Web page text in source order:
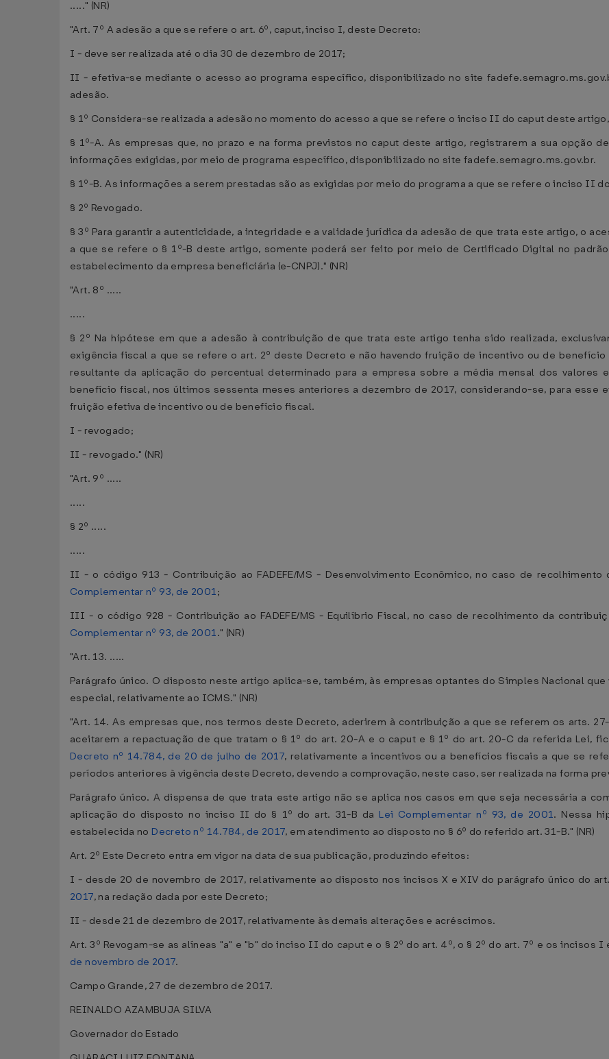
....." (NR)
"Art. 7º A adesão a que se refere o art. 6º, caput, inciso I, deste Decreto:
I - deve ser realizada até o dia 30 de dezembro de 2017;
II - efetiva-se mediante o acesso ao programa específico, disponibilizado no site
adesão.
§ 1º Considera-se realizada a adesão no momento do acesso a que se refere o inciso II do caput deste
§ 1º-A. As empresas que, no prazo e na forma previstos no caput deste artigo, registrarem a sua opção
informações exigidas, por meio de programa específico, disponibilizado no site fadefe.semagro.ms.gov.br.
§ 1º-B. As informações a serem prestadas são as exigidas por meio do programa a que se refere o inciso II
§ 2º Revogado.
§ 3º Para garantir a autenticidade, a integridade e a validade jurídica da adesão de que trata este artigo, o
a que se refere o § 1º-B deste artigo, somente poderá ser feito por meio de Certificado Digital no
estabelecimento da empresa beneficiária (e-CNPJ)." (NR)
"Art. 8º .....
.....
§ 2º Na hipótese em que a adesão à contribuição de que trata este artigo tenha sido realizada,
exigência fiscal a que se refere o art. 2º deste Decreto e não havendo fruição de incentivo ou de
resultante da aplicação do percentual determinado para a empresa sobre a média mensal dos
benefício fiscal, nos últimos sessenta meses anteriores a dezembro de 2017, considerando-se, para esse
fruição efetiva de incentivo ou de benefício fiscal.
I - revogado;
II - revogado." (NR)
"Art. 9º .....
.....
§ 2º .....
.....
II - o código 913 - Contribuição ao FADEFE/MS - Desenvolvimento Econômico, no caso de
Complementar nº 93, de 2001;
III - o código 928 - Contribuição ao FADEFE/MS - Equilíbrio Fiscal, no caso de recolhimento da
Complementar nº 93, de 2001." (NR)
"Art. 13. .....
Parágrafo único. O disposto neste artigo aplica-se, também, às empresas optantes do Simples Nacional
especial, relativamente ao ICMS." (NR)
"Art. 14. As empresas que, nos termos deste Decreto, aderirem à contribuição a que se referem os arts.
aceitarem a repactuação de que tratam o § 1º do art. 20-A e o caput e § 1º do art. 20-C da referida Lei,
Decreto nº 14.784, de 20 de julho de 2017, relativamente a incentivos ou a benefícios fiscais a que se
períodos anteriores à vigência deste Decreto, devendo a comprovação, neste caso, ser realizada na forma
Parágrafo único. A dispensa de que trata este artigo não se aplica nos casos em que seja necessária a
aplicação do disposto no inciso II do § 1º do art. 31-B da Lei Complementar nº 93, de 2001. Nessa
estabelecida no Decreto nº 14.784, de 2017, em atendimento ao disposto no § 6º do referido art. 31-B." (NR)
Art. 2º Este Decreto entra em vigor na data de sua publicação, produzindo efeitos:
I - desde 20 de novembro de 2017, relativamente ao disposto nos incisos X e XIV do parágrafo único do
2017, na redação dada por este Decreto;
II - desde 21 de dezembro de 2017, relativamente às demais alterações e acréscimos.
Art. 3º Revogam-se as alíneas "a" e "b" do inciso II do caput e o § 2º do art. 4º, o § 2º do art. 7º e os incisos I
de novembro de 2017.
Campo Grande, 27 de dezembro de 2017.
REINALDO AZAMBUJA SILVA
Governador do Estado